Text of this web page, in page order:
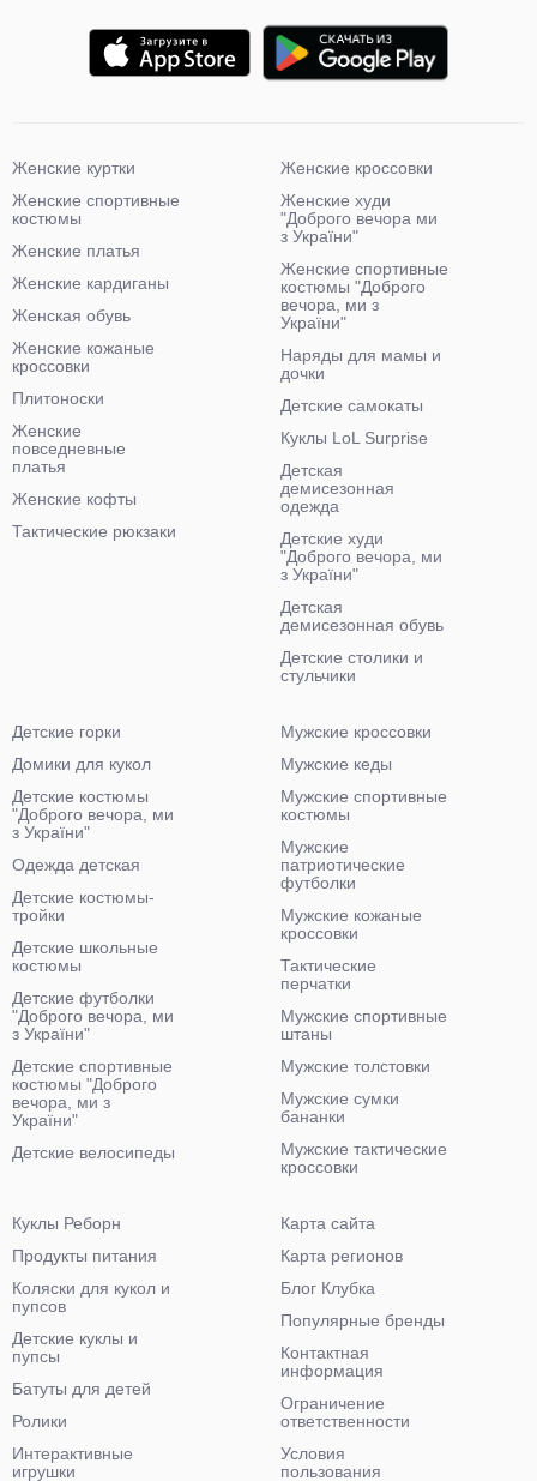
Женские куртки
Женские спортивные
костюмы
Женские платья
Женские кардиганы
Женская обувь
Женские кожаные
кроссовки
Плитоноски
Женские
повседневные
платья
Женские кофты
Тактические рюкзаки
Женские кроссовки
Женские худи
"Доброго вечора ми
з України"
Женские спортивные
костюмы "Доброго
вечора, ми з
України"
Наряды для мамы и
дочки
Детские самокаты
Куклы LoL Surprise
Детская
демисезонная
одежда
Детские худи
"Доброго вечора, ми
з України"
Детская
демисезонная обувь
Детские столики и
стульчики
Детские горки
Домики для кукол
Детские костюмы
"Доброго вечора, ми
з України"
Одежда детская
Детские костюмы-
тройки
Детские школьные
костюмы
Детские футболки
"Доброго вечора, ми
з України"
Детские спортивные
костюмы "Доброго
вечора, ми з
України"
Детские велосипеды
Мужские кроссовки
Мужские кеды
Мужские спортивные
костюмы
Мужские
патриотические
футболки
Мужские кожаные
кроссовки
Тактические
перчатки
Мужские спортивные
штаны
Мужские толстовки
Мужские сумки
бананки
Мужские тактические
кроссовки
Куклы Реборн
Продукты питания
Коляски для кукол и
пупсов
Детские куклы и
пупсы
Батуты для детей
Ролики
Интерактивные
игрушки
Карта сайта
Карта регионов
Блог Клубка
Популярные бренды
Контактная
информация
Ограничение
ответственности
Условия
пользования